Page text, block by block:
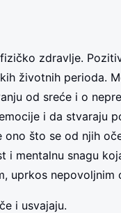
zdravlje.
životnih perioda.
od sreće i o
i da stvaraju
ono što se od njih
i mentalnu snagu
uprkos nepovoljnim
i usvajaju.